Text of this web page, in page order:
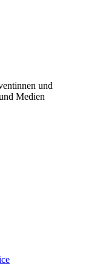
und
Medien